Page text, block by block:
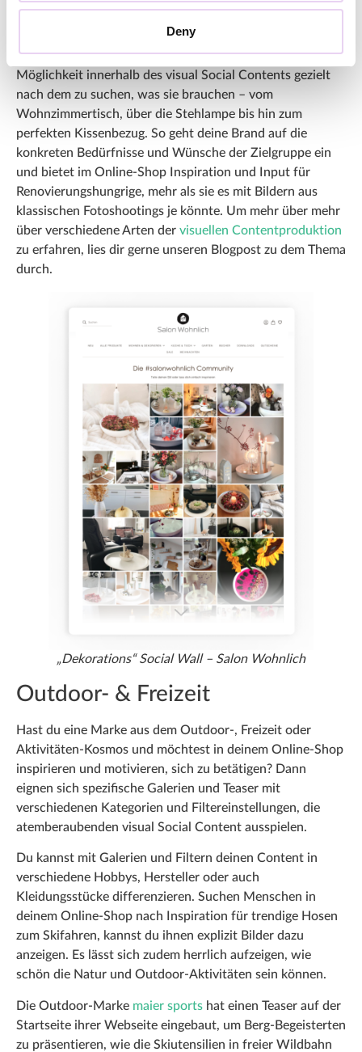
Deny
spezifische Galerien einbinden und Filter integrieren.
Dadurch bekommen Website-Besucher:innen die
Möglichkeit innerhalb des visual Social Contents gezielt
nach dem zu suchen, was sie brauchen – vom
Wohnzimmertisch, über die Stehlampe bis hin zum
perfekten Kissenbezug. So geht deine Brand auf die
konkreten Bedürfnisse und Wünsche der Zielgruppe ein
und bietet im Online-Shop Inspiration und Input für
Renovierungshungrige, mehr als sie es mit Bildern aus
klassischen Fotoshootings je könnte. Um mehr über mehr
über verschiedene Arten der visuellen Contentproduktion
zu erfahren, lies dir gerne unseren Blogpost zu dem Thema
durch.
„Dekorations“ Social Wall – Salon Wohnlich
Outdoor- & Freizeit
Hast du eine Marke aus dem Outdoor-, Freizeit oder
Aktivitäten-Kosmos und möchtest in deinem Online-Shop
inspirieren und motivieren, sich zu betätigen? Dann
eignen sich spezifische Galerien und Teaser mit
verschiedenen Kategorien und Filtereinstellungen, die
atemberaubenden visual Social Content ausspielen.
Du kannst mit Galerien und Filtern deinen Content in
verschiedene Hobbys, Hersteller oder auch
Kleidungsstücke differenzieren. Suchen Menschen in
deinem Online-Shop nach Inspiration für trendige Hosen
zum Skifahren, kannst du ihnen explizit Bilder dazu
anzeigen. Es lässt sich zudem herrlich aufzeigen, wie
schön die Natur und Outdoor-Aktivitäten sein können.
Die Outdoor-Marke maier sports hat einen Teaser auf der
Startseite ihrer Webseite eingebaut, um Berg-Begeisterten
zu präsentieren, wie die Skiutensilien in freier Wildbahn